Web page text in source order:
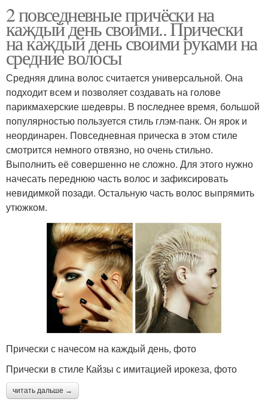
2 повседневные причёски на
каждый день своими.. Прически
на каждый день своими руками на
средние волосы
Средняя длина волос считается универсальной. Она
подходит всем и позволяет создавать на голове
парикмахерские шедевры. В последнее время, большой
популярностью пользуется стиль глэм-панк. Он ярок и
неординарен. Повседневная прическа в этом стиле
смотрится немного отвязно, но очень стильно.
Выполнить её совершенно не сложно. Для этого нужно
начесать переднюю часть волос и зафиксировать
невидимкой позади. Остальную часть волос выпрямить
утюжком.
Прически с начесом на каждый день, фото
Прически в стиле Кайзы с имитацией ирокеза, фото
читать дальше →